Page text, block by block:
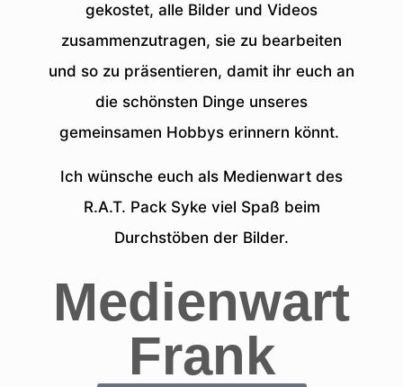
gekostet, alle Bilder und Videos
zusammenzutragen, sie zu bearbeiten
und so zu präsentieren, damit ihr euch an
die schönsten Dinge unseres
gemeinsamen Hobbys erinnern könnt.
Ich wünsche euch als Medienwart des
R.A.T. Pack Syke viel Spaß beim
Durchstöben der Bilder.
Medienwart
Frank